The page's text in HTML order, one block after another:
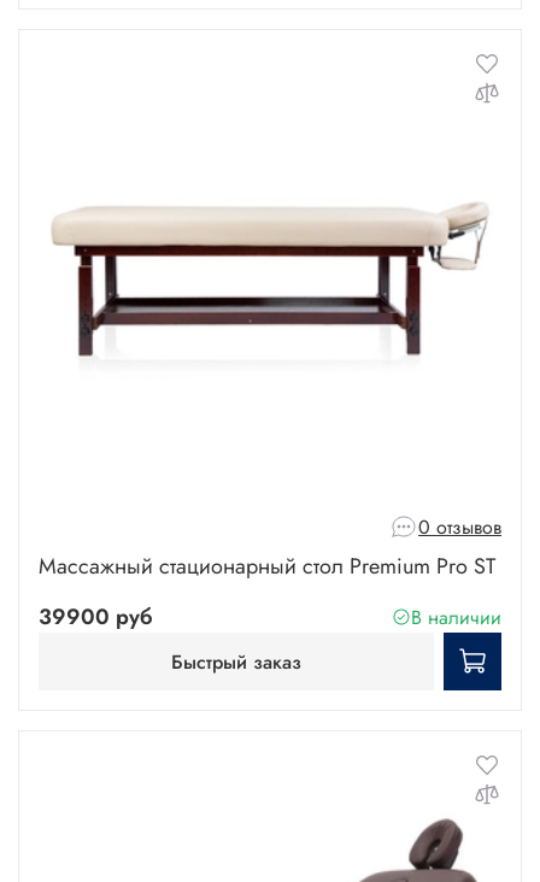
0 отзывов
Массажный стационарный стол Premium Pro ST
39900 руб
В наличии
Быстрый заказ